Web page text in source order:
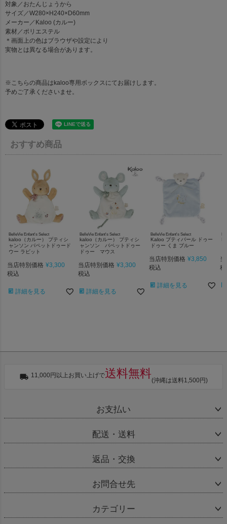
対象／おたんじょうから
サイズ／W280×H240×D60mm
メーカー／Kaloo (カルー)
素材／ポリエステル
＊画面上の色はブラウザや設定により
実物とは異なる場合があります。
※こちらの商品はkaloo専用ボックスにてお届けします。
予めご了承くださいませ。
おすすめ商品
BelleVie Enfant's Select
kaloo（カルー） プティシ
ャンソン パペットドゥード
ウー ラビット
当店特別価格 ¥3,300
税込
詳細を見る
BelleVie Enfant's Select
kaloo（カルー） プティシ
ャンソン パペットドゥー
ドゥー マウス
当店特別価格 ¥3,300
税込
詳細を見る
BelleVie Enfant's Select
Kaloo プティパール ドゥー
ドゥー くま ブルー
当店特別価格 ¥3,850
税込
詳細を見る
税
11,000円以上お買い上げで送料無料
(沖縄は送料1,500円)
お支払い
配送・送料
返品・交換
お問合せ先
カテゴリー